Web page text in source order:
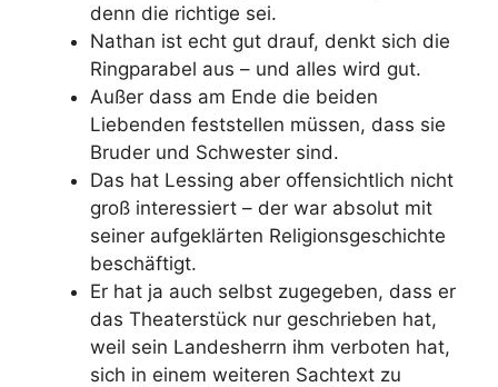
denn die richtige sei.
Nathan ist echt gut drauf, denkt sich die
Ringparabel aus – und alles wird gut.
Außer dass am Ende die beiden
Liebenden feststellen müssen, dass sie
Bruder und Schwester sind.
Das hat Lessing aber offensichtlich nicht
groß interessiert – der war absolut mit
seiner aufgeklärten Religionsgeschichte
beschäftigt.
Er hat ja auch selbst zugegeben, dass er
das Theaterstück nur geschrieben hat,
weil sein Landesherrn ihm verboten hat,
sich in einem weiteren Sachtext zu